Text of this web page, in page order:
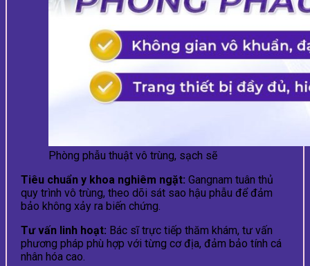
Phòng phẫu thuật vô trùng, sạch sẽ
Tiêu chuẩn y khoa nghiêm ngặt: Gangnam tuân thủ
quy trình vô trùng, theo dõi sát sao hậu phẫu để đảm
bảo không xảy ra biến chứng.
Tư vấn linh hoạt: Bác sĩ trực tiếp thăm khám, tư vấn
phương pháp phù hợp với từng cơ địa, đảm bảo tính cá
nhân hóa cao.